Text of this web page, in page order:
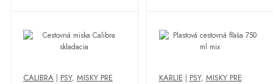
CALIBRA | PSY, MISKY PRE
KARLIE | PSY, MISKY PRE